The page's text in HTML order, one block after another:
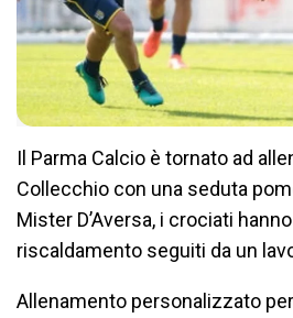
Il Parma Calcio è tornato ad
Collecchio con una seduta
Mister D’Aversa, i crociati
riscaldamento seguiti da un
Allenamento personalizzato